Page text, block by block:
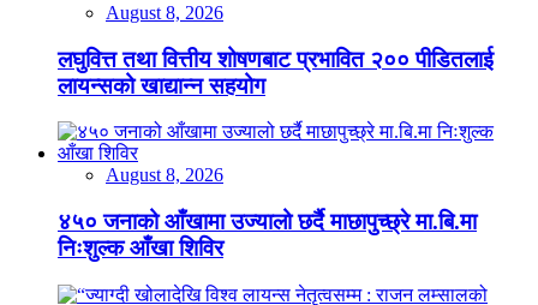
August 8, 2026
लघुवित्त तथा वित्तीय शोषणबाट प्रभावित २०० पीडितलाई
लायन्सको खाद्यान्न सहयोग
August 8, 2026
४५० जनाको आँखामा उज्यालो छर्दै माछापुच्छ्रे मा.बि.मा
निःशुल्क आँखा शिविर